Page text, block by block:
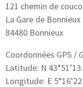
121 chemin de
La Gare de Bonnieux
84480 Bonnieux
Coordonnées GPS /
Latitude: N
Longitude: E